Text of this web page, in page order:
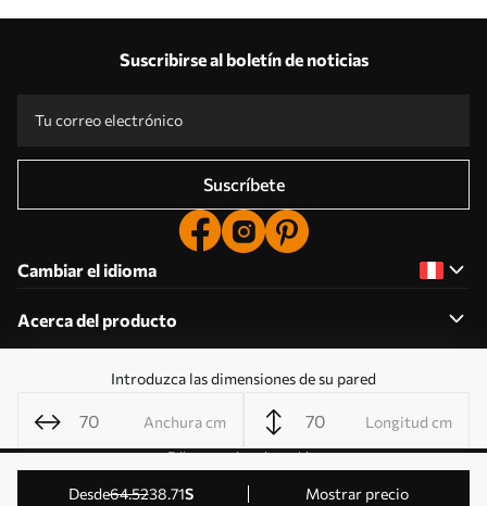
Introduzca las dimensiones de su pared
Anchura cm Longitud cm
desde64.5238.71S Mostrar precio
Suscribirse al boletín de noticias
Suscríbete
Cambiar el idioma
Acerca del producto
Acerca de la empresa
Editar permisos de cookies
© 2011-2026 Uwalls . Todos los derechos reservados.